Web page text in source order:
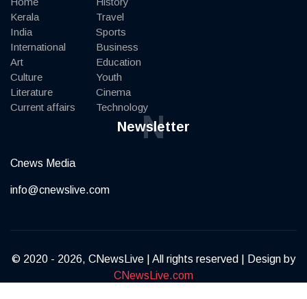
Kerala
India
International
Art
Culture
Literature
Current affairs
Travel
Sports
Business
Education
Youth
Cinema
Technology
Newsletter
N
Cnews Media
info@cnewslive.com
© 2020 - 2026, CNewsLive | All rights reserved | Design by
CNewsLive.com